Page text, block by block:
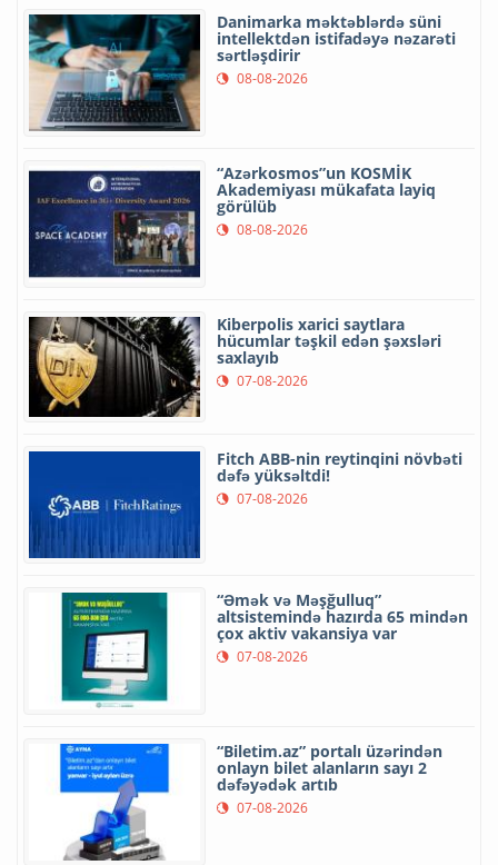
Danimarka məktəblərdə süni
intellektdən istifadəyə nəzarəti
sərtləşdirir
08-08-2026
“Azərkosmos”un KOSMİK
Akademiyası mükafata layiq
görülüb
08-08-2026
Kiberpolis xarici saytlara
hücumlar təşkil edən şəxsləri
saxlayıb
07-08-2026
Fitch ABB-nin reytinqini növbəti
dəfə yüksəltdi!
07-08-2026
“Əmək və Məşğulluq”
altsistemində hazırda 65 mindən
çox aktiv vakansiya var
07-08-2026
“Biletim.az” portalı üzərindən
onlayn bilet alanların sayı 2
dəfəyədək artıb
07-08-2026